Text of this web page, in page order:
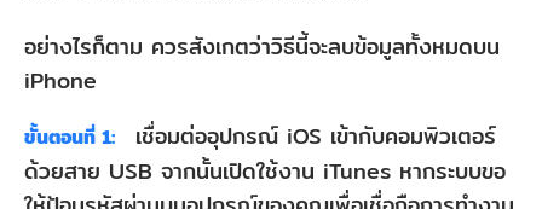
อย่างไรก็ตาม ควรสังเกตว่าวิธีนี้จะลบข้อมูลทั้งหมดบน
iPhone
ขั้นตอนที่ 1:
เชื่อมต่ออุปกรณ์ iOS เข้ากับคอมพิวเตอร์
ด้วยสาย USB จากนั้นเปิดใช้งาน iTunes หากระบบขอ